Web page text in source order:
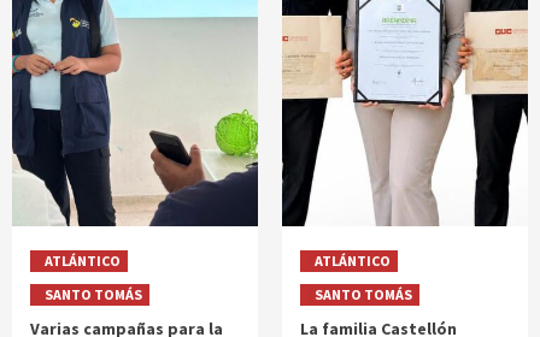
ATLÁNTICO
SANTO TOMÁS
Varias campañas para la
ATLÁNTICO
SANTO TOMÁS
La familia Castellón